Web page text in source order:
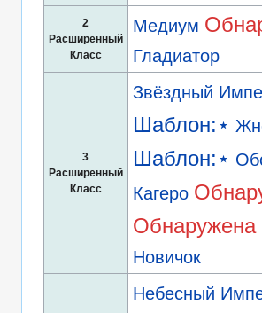
2
Расширенный
Класс
Медиум
Гладиатор
3
Расширенный
Класс
Звёздный
Шаблон:⋆
Шаблон:⋆
Кагеро
Новичок
Небесный